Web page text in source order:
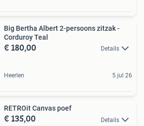
Big Bertha Albert 2-persoons zitzak -
Corduroy Teal
€ 180,00 Details
Heerlen 5 jul 26
RETROit Canvas poef
€ 135,00 Details